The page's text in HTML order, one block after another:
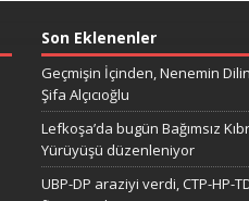
Son Eklenenler
Geçmişin İçinden, Nenemin
Şifa Alçıcıoğlu
Lefkoşa’da bugün Bağımsız
Yürüyüşü düzenleniyor
UBP-DP araziyi verdi, CTP-HP-